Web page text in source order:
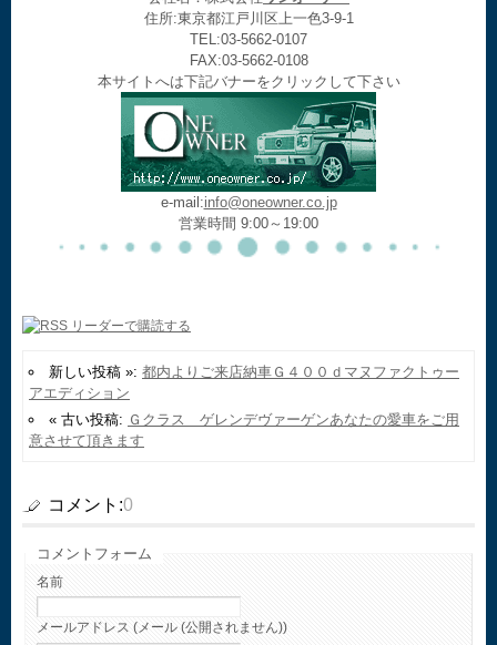
住所:東京都江戸川区上一色3-9-1
TEL:03-5662-0107
FAX:03-5662-0108
本サイトへは下記バナーをクリックして下さい
e-mail:info@oneowner.co.jp
営業時間 9:00～19:00
新しい投稿 »: 都内よりご来店納車Ｇ４００ｄマヌファクトゥー
アエディション
« 古い投稿: Ｇクラス ゲレンデヴァーゲンあなたの愛車をご用
意させて頂きます
コメント:0
コメントフォーム
名前
メールアドレス (メール (公開されません))